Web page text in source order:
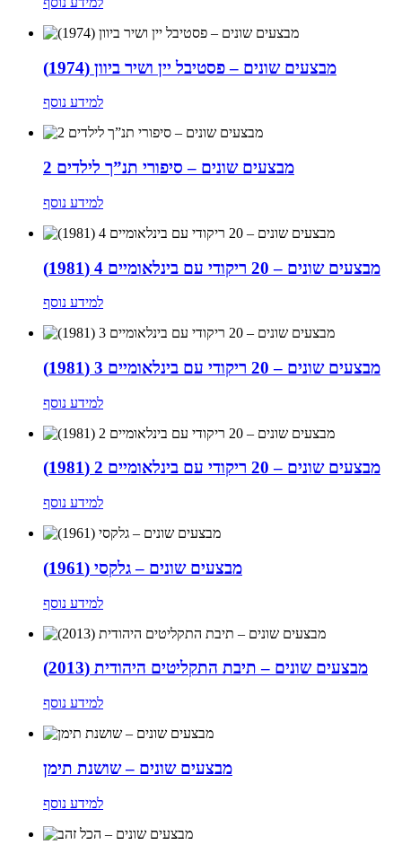
מבצעים שונים – פסטיבל יין ושיר ביוון (1974)
למידע נוסף
מבצעים שונים – סיפורי תנ”ך לילדים 2
למידע נוסף
מבצעים שונים – 20 ריקודי עם בינלאומיים 4 (1981)
למידע נוסף
מבצעים שונים – 20 ריקודי עם בינלאומיים 3 (1981)
למידע נוסף
מבצעים שונים – 20 ריקודי עם בינלאומיים 2 (1981)
למידע נוסף
מבצעים שונים – גלקסי (1961)
למידע נוסף
מבצעים שונים – תיבת התקליטים היהודית (2013)
למידע נוסף
מבצעים שונים – שושנת תימן
למידע נוסף